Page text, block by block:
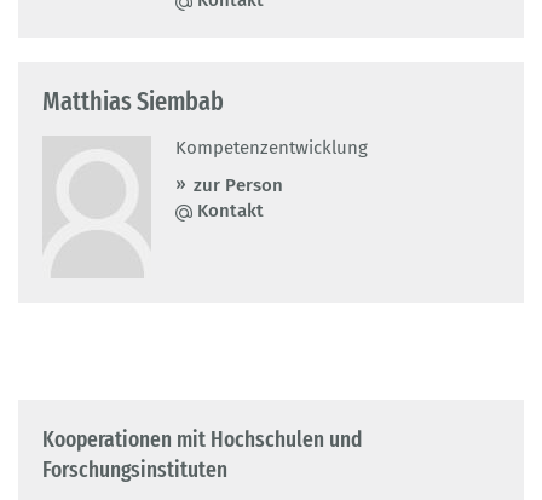
Matthias Siembab
Kompetenzentwicklung
zur Person
Kontakt
Kooperationen mit Hochschulen und
Forschungsinstituten